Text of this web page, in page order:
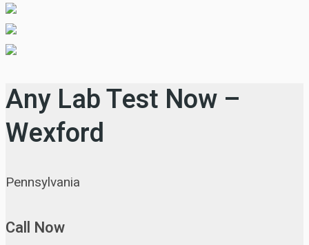
Any Lab Test Now –
Wexford
Pennsylvania
Call Now